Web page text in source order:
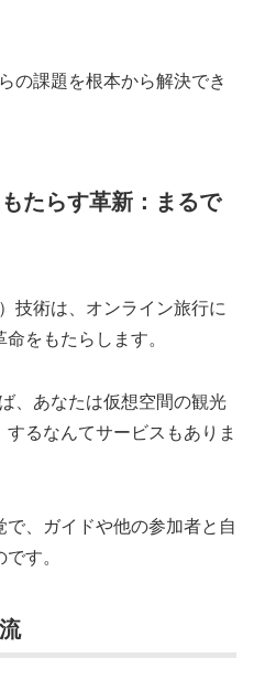
の課題を根本から解決でき
たらす革新：まるで
技術は、オンライン旅行に
をもたらします。
、あなたは仮想空間の観光
るなんてサービスもありま
、ガイドや他の参加者と自
す。